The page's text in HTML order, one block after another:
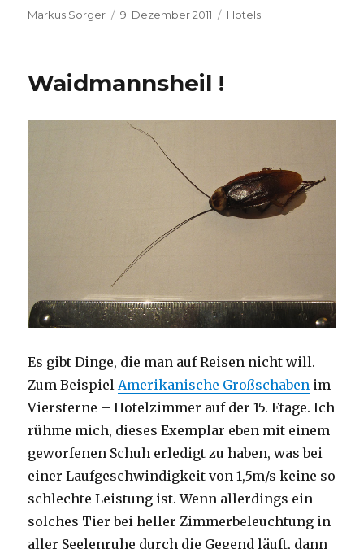
Autor
Markus Sorger
Veröffentlicht
9. Dezember 2011 Kategorien
Hotels
Waidmannsheil !
Es gibt Dinge, die man auf Reisen nicht will.
Zum BeispielAmerikanische Großschaben im
Viersterne – Hotelzimmer auf der 15. Etage. Ich
rühme mich, dieses Exemplar eben mit einem
geworfenen Schuh erledigt zu haben, was bei
einer Laufgeschwindigkeit von 1,5m/s keine so
schlechte Leistung ist. Wenn allerdings ein
solches Tier bei heller Zimmerbeleuchtung in
aller Seelenruhe durch die Gegend läuft, dann